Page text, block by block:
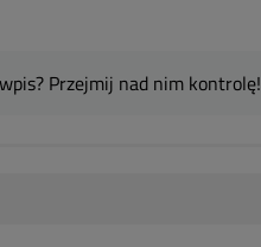
Przejmij nad nim kontrolę!